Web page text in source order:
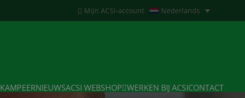
Mijn ACSI-account Nederlands
KAMPEERNIEUWSACSI WEBSHOP WERKEN BIJ ACSICONTACT